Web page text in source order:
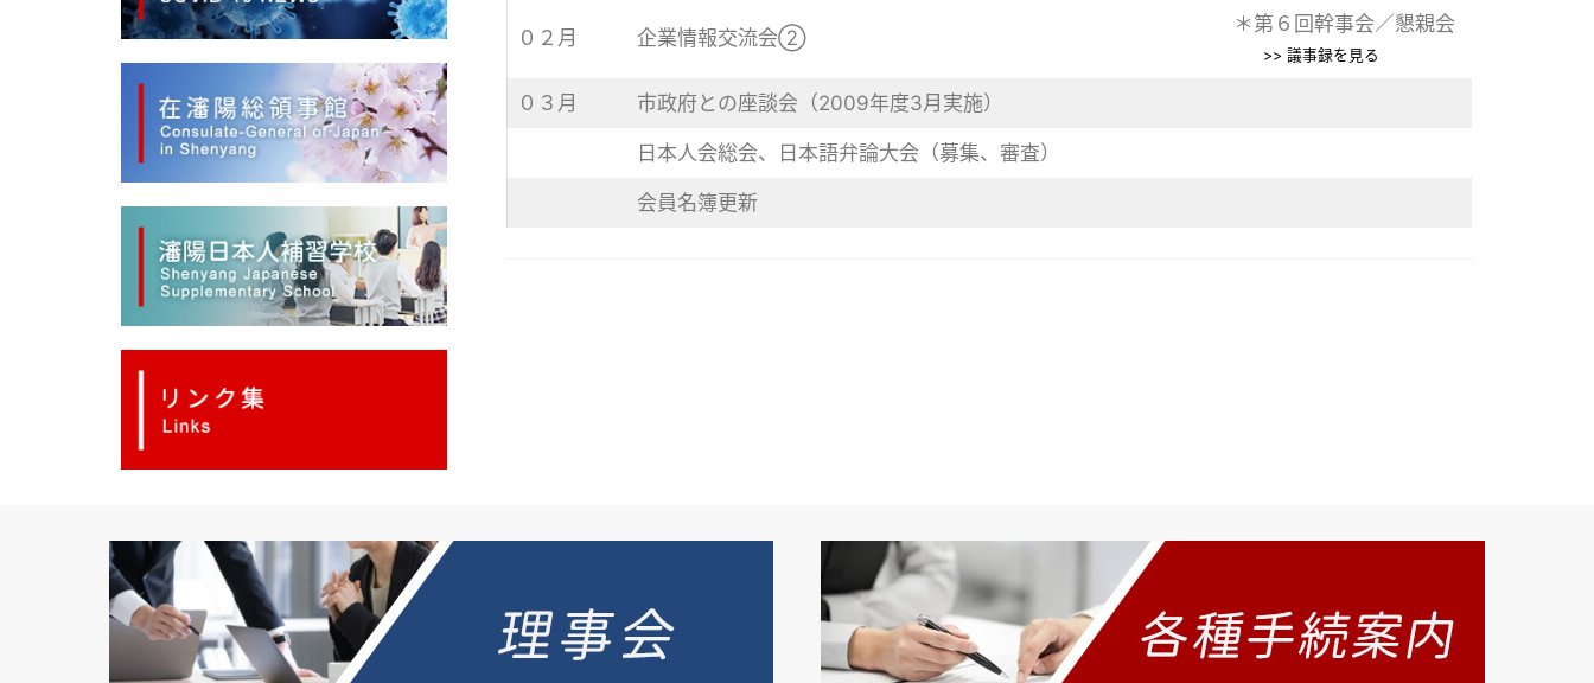
０２月 企業情報交流会②
＊第６回幹事会／懇親会
>> 議事録を見る
０３月 市政府との座談会（2009年度3月実施）
日本人会総会、日本語弁論大会（募集、審査）
会員名簿更新